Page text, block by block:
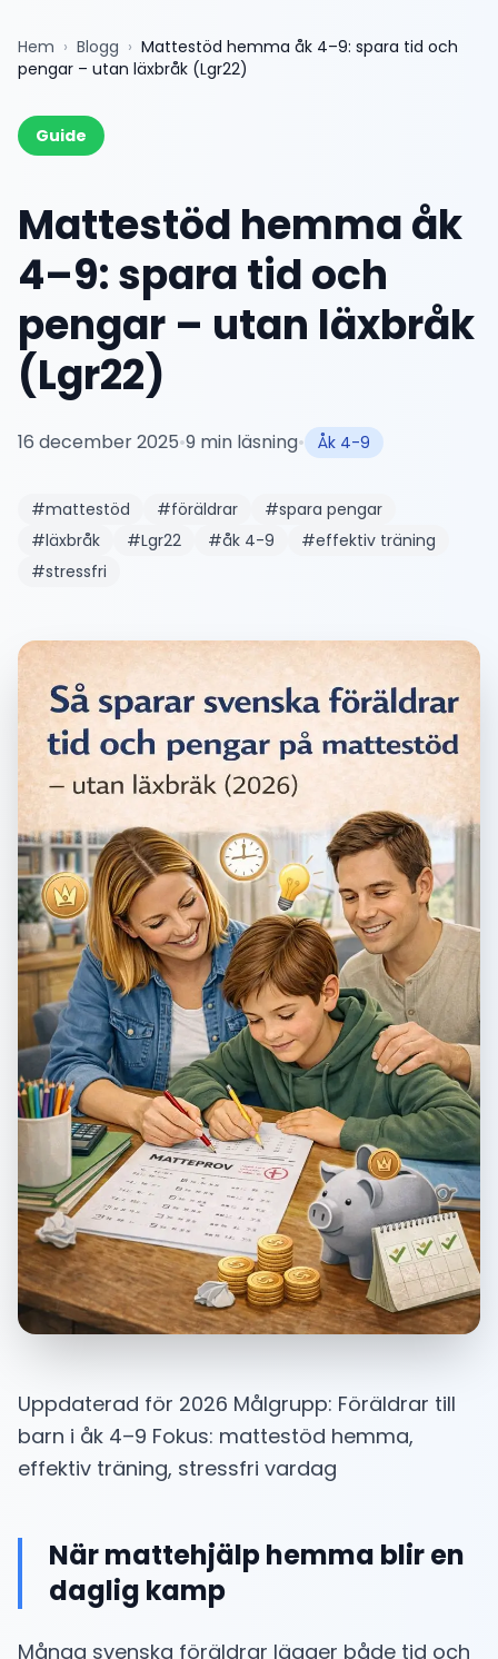
Hem › Blogg › Mattestöd hemma åk 4–9: spara tid och
pengar – utan läxbråk (Lgr22)
Guide
Mattestöd hemma åk
4–9: spara tid och
pengar – utan läxbråk
(Lgr22)
16 december 2025•9 min läsning• Åk 4-9
#mattestöd #föräldrar #spara pengar
#läxbråk #Lgr22 #åk 4-9 #effektiv träning
#stressfri
Uppdaterad för 2026 Målgrupp: Föräldrar till
barn i åk 4–9 Fokus: mattestöd hemma,
effektiv träning, stressfri vardag
När mattehjälp hemma blir en
daglig kamp
Många svenska föräldrar lägger både tid och